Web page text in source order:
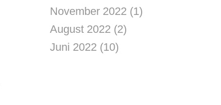
November 2022 (1)
August 2022 (2)
Juni 2022 (10)